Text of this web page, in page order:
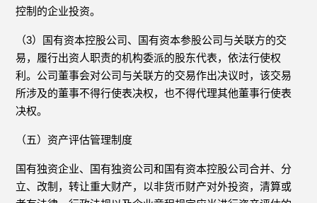
控制的企业投资。
（3）国有资本控股公司、国有资本参股公司与关联方的交
易，履行出资人职责的机构委派的股东代表，依法行使权
利。公司董事会对公司与关联方的交易作出决议时，该交易
所涉及的董事不得行使表决权，也不得代理其他董事行使表
决权。
（五）资产评估管理制度
国有独资企业、国有独资公司和国有资本控股公司合并、分
立、改制，转让重大财产，以非货币财产对外投资，清算或